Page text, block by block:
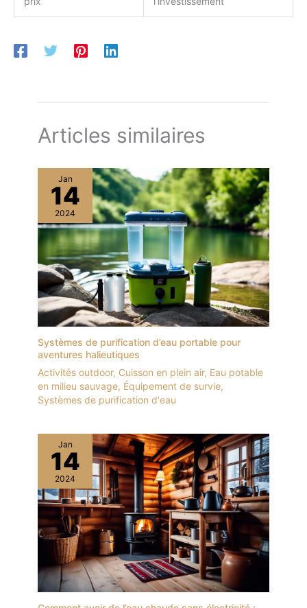
Articles similaires
Jan
14
2024
Systèmes de purification d’eau portable pour
aventures halieutiques
Activités outdoor, Cuisson en plein air, Eau potable
en milieu sauvage, Équipement de survie,
Systèmes de purification d'eau
Jan
14
2024